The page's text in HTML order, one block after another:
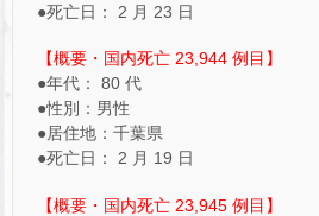
●死亡日： 2 月 23 日
【概要・国内死亡 23,944 例目】
●年代： 80 代
●性別：男性
●居住地：千葉県
●死亡日： 2 月 19 日
【概要・国内死亡 23,945 例目】